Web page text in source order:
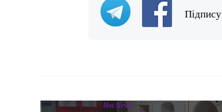
Hot News